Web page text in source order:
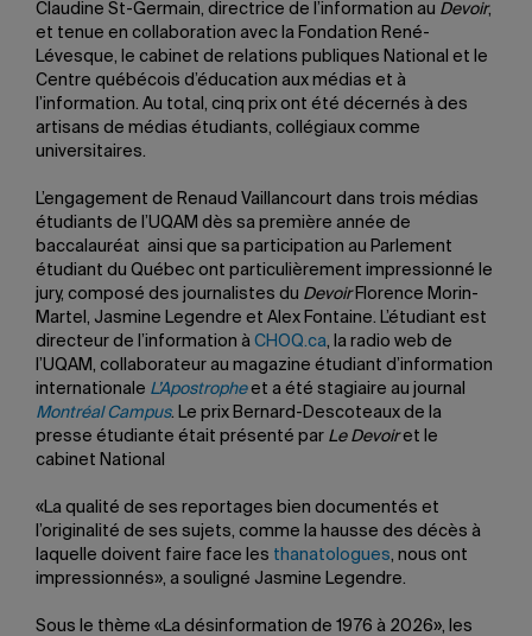
Claudine St-Germain, directrice de l’information au Devoir,
et tenue en collaboration avec la Fondation René-
Lévesque, le cabinet de relations publiques National et le
Centre québécois d’éducation aux médias et à
l’information. Au total, cinq prix ont été décernés à des
artisans de médias étudiants, collégiaux comme
universitaires.
L’engagement de Renaud Vaillancourt dans trois médias
étudiants de l’UQAM dès sa première année de
baccalauréat ainsi que sa participation au Parlement
étudiant du Québec ont particulièrement impressionné le
jury, composé des journalistes du DevoirFlorence Morin-
Martel, Jasmine Legendre et Alex Fontaine. L’étudiant est
directeur de l’information à CHOQ.ca, la radio web de
l’UQAM, collaborateur au magazine étudiant d’information
internationale L’Apostropheet a été stagiaire au journal
Montréal Campus. Le prix Bernard-Descoteaux de la
presse étudiante était présenté par Le Devoiret le
cabinet National
«La qualité de ses reportages bien documentés et
l’originalité de ses sujets, comme la hausse des décès à
laquelle doivent faire face les thanatologues, nous ont
impressionnés», a souligné Jasmine Legendre.
Sous le thème «La désinformation de 1976 à 2026», les